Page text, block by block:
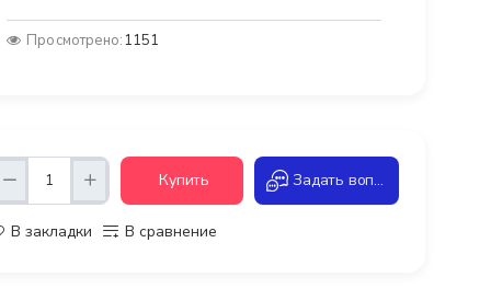
Просмотрено:1151
Купить Задать вопрос
В закладки В сравнение